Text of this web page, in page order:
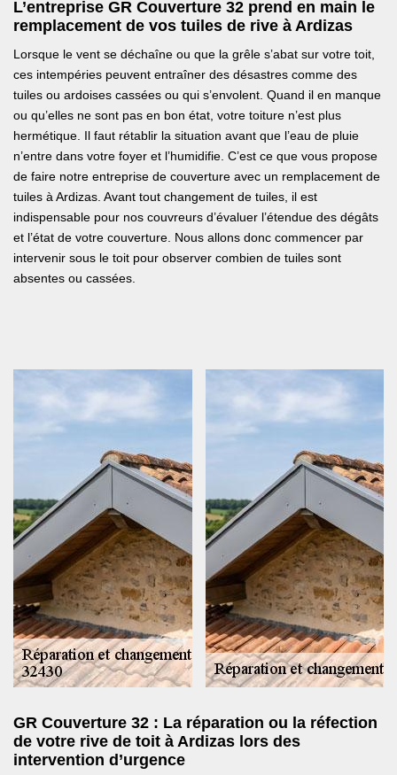
L’entreprise GR Couverture 32 prend en main le
remplacement de vos tuiles de rive à Ardizas
Lorsque le vent se déchaîne ou que la grêle s’abat sur votre toit,
ces intempéries peuvent entraîner des désastres comme des
tuiles ou ardoises cassées ou qui s’envolent. Quand il en manque
ou qu’elles ne sont pas en bon état, votre toiture n’est plus
hermétique. Il faut rétablir la situation avant que l’eau de pluie
n’entre dans votre foyer et l’humidifie. C’est ce que vous propose
de faire notre entreprise de couverture avec un remplacement de
tuiles à Ardizas. Avant tout changement de tuiles, il est
indispensable pour nos couvreurs d’évaluer l’étendue des dégâts
et l’état de votre couverture. Nous allons donc commencer par
intervenir sous le toit pour observer combien de tuiles sont
absentes ou cassées.
GR Couverture 32 : La réparation ou la réfection
de votre rive de toit à Ardizas lors des
intervention d’urgence